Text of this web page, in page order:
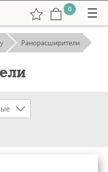
0
Ранорасширители